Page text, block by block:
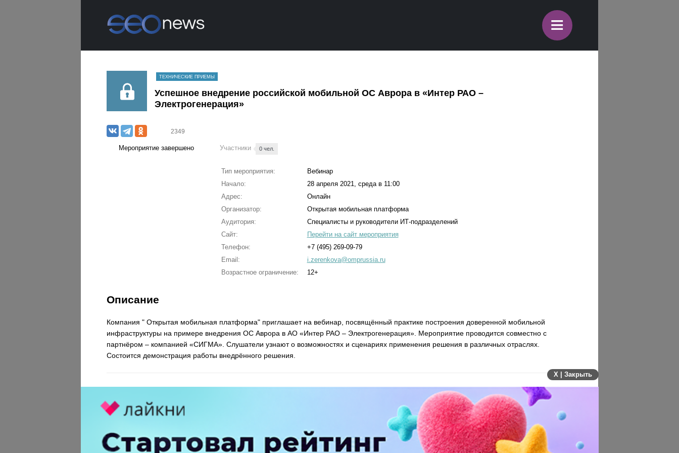
≡
ТЕХНИЧЕСКИЕ ПРИЕМЫ
Успешное внедрение российской мобильной ОС Аврора в «Интер РАО –
Электрогенерация»
2349
Мероприятие завершено Участники 0 чел.
Тип мероприятия:
Вебинар
Начало:
28 апреля 2021, среда в 11:00
Адрес:
Онлайн
Организатор:
Открытая мобильная платформа
Аудитория:
Специалисты и руководители ИТ-подразделений
Сайт:
Перейти на сайт мероприятия
Телефон:
+7 (495) 269-09-79
Email:
i.zerenkova@omprussia.ru
Возрастное ограничение:
12+
Описание
Компания "Открытая мобильная платформа" приглашает на вебинар, посвящённый практике построения доверенной мобильной
инфраструктуры на примере внедрения ОС Аврора в АО «Интер РАО – Электрогенерация». Мероприятие проводится совместно с
партнёром – компанией «СИГМА». Слушатели узнают о возможностях и сценариях применения решения в различных отраслях.
Состоится демонстрация работы внедрённого решения.
X | Закрыть